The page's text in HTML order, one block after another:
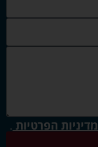
מדיניות הפרטיות .